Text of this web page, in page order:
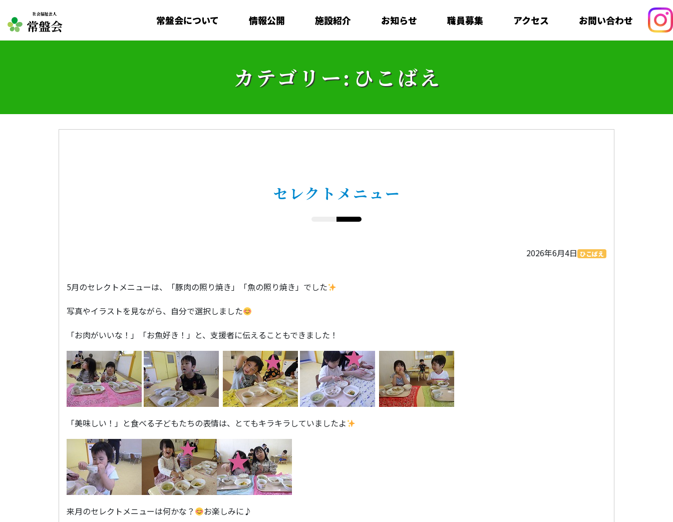
社会福祉法人
常盤会 常盤会について 情報公開 施設紹介 お知らせ 職員募集 アクセス お問い合わせ
カテゴリー: ひこばえ
セレクトメニュー
2026年6月4日 ひこばえ
5月のセレクトメニューは、「豚肉の照り焼き」「魚の照り焼き」でした
写真やイラストを見ながら、自分で選択しました
「お肉がいいな！」「お魚好き！」と、支援者に伝えることもできました！
「美味しい！」と食べる子どもたちの表情は、とてもキラキラしていましたよ
来月のセレクトメニューは何かな？
お楽しみに♪